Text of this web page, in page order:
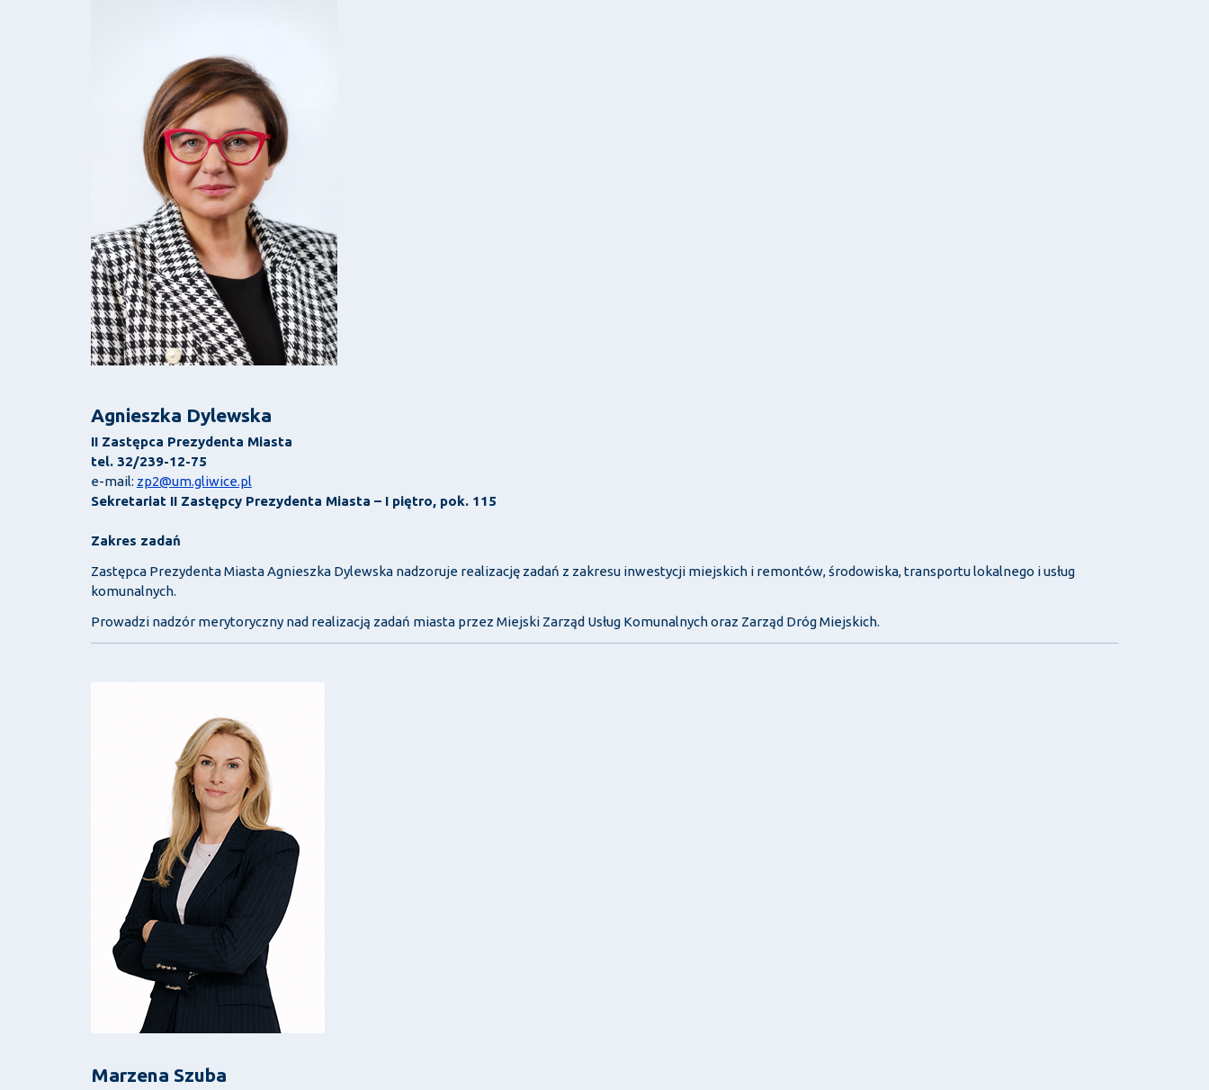
Agnieszka Dylewska
II Zastępca Prezydenta Miasta
tel. 32/239-12-75
e-mail: zp2@um.gliwice.pl
Sekretariat II Zastępcy Prezydenta Miasta – I piętro, pok. 115
Zakres zadań
Zastępca Prezydenta Miasta Agnieszka Dylewska nadzoruje realizację zadań z zakresu inwestycji miejskich i remontów, środowiska, transportu lokalnego i usług
komunalnych.
Prowadzi nadzór merytoryczny nad realizacją zadań miasta przez Miejski Zarząd Usług Komunalnych oraz Zarząd Dróg Miejskich.
Marzena Szuba